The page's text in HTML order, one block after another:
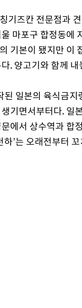
기즈칸 전문점과
마포구 합정동에
기본이 됐지만 이
. 양고기와 함께
된 일본의 육식금
기면서부터다. 일
에서 상수역과 합
하’는 오래전부터